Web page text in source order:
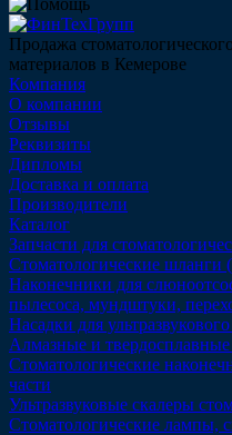
Продажа
материалов в Кемерове
Компания
О компании
Отзывы
Реквизиты
Дипломы
Доставка и оплата
Производители
Каталог
Запчасти для
Стоматологические шланги
Наконечники для
пылесоса, мундштуки,
Насадки для
Алмазные и
Стоматологические
части
Ультразвуковые скалеры
Стоматологические лампы,